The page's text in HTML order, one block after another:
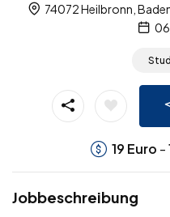
74072 Heilbronn,
19 Euro -
Jobbeschreibung